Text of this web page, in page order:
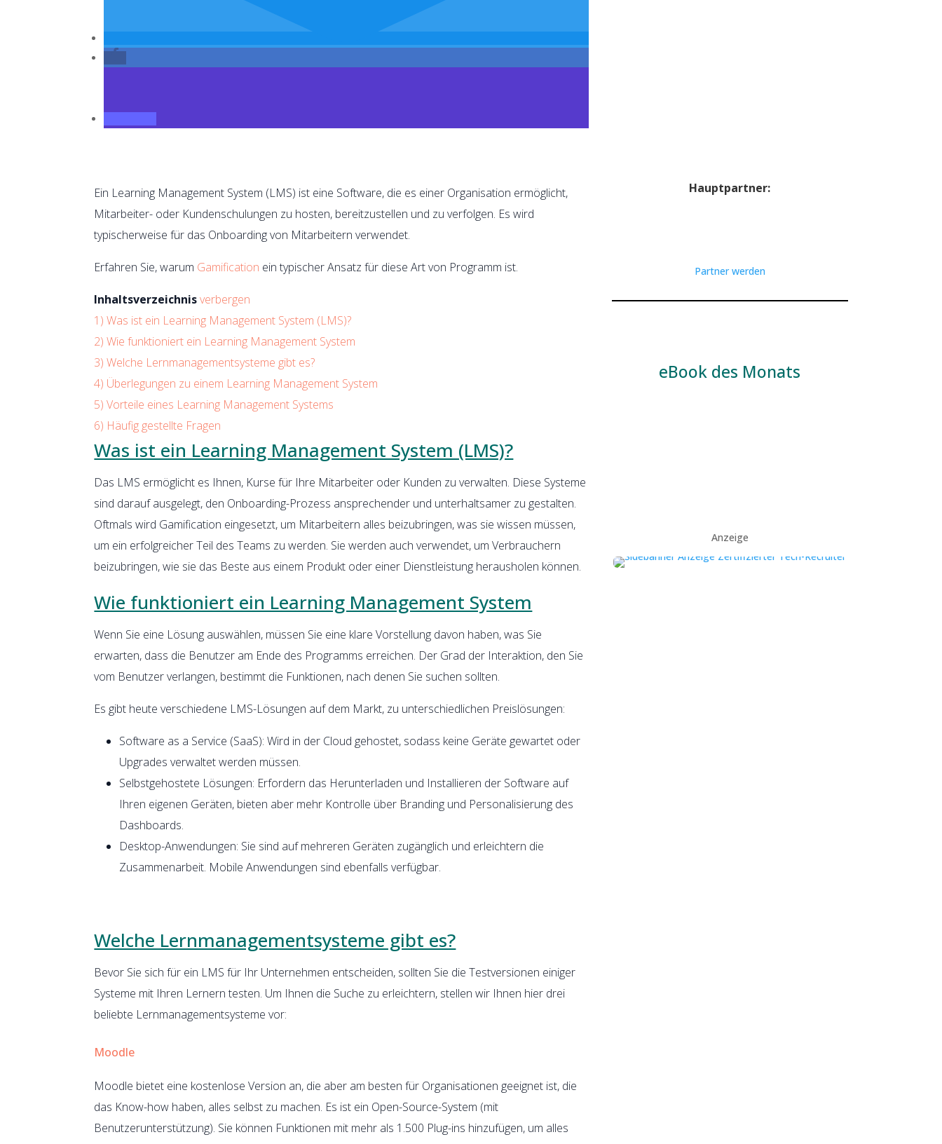
Ein Learning Management System (LMS) ist eine Software, die es einer Organisation ermöglicht,
Mitarbeiter- oder Kundenschulungen zu hosten, bereitzustellen und zu verfolgen. Es wird
typischerweise für das Onboarding von Mitarbeitern verwendet.
Erfahren Sie, warum Gamification ein typischer Ansatz für diese Art von Programm ist.
Inhaltsverzeichnis verbergen
1) Was ist ein Learning Management System (LMS)?
2) Wie funktioniert ein Learning Management System
3) Welche Lernmanagementsysteme gibt es?
4) Überlegungen zu einem Learning Management System
5) Vorteile eines Learning Management Systems
6) Häufig gestellte Fragen
Was ist ein Learning Management System (LMS)?
Das LMS ermöglicht es Ihnen, Kurse für Ihre Mitarbeiter oder Kunden zu verwalten. Diese Systeme
sind darauf ausgelegt, den Onboarding-Prozess ansprechender und unterhaltsamer zu gestalten.
Oftmals wird Gamification eingesetzt, um Mitarbeitern alles beizubringen, was sie wissen müssen,
um ein erfolgreicher Teil des Teams zu werden. Sie werden auch verwendet, um Verbrauchern
beizubringen, wie sie das Beste aus einem Produkt oder einer Dienstleistung herausholen können.
Wie funktioniert ein Learning Management System
Wenn Sie eine Lösung auswählen, müssen Sie eine klare Vorstellung davon haben, was Sie
erwarten, dass die Benutzer am Ende des Programms erreichen. Der Grad der Interaktion, den Sie
vom Benutzer verlangen, bestimmt die Funktionen, nach denen Sie suchen sollten.
Es gibt heute verschiedene LMS-Lösungen auf dem Markt, zu unterschiedlichen Preislösungen:
Software as a Service (SaaS): Wird in der Cloud gehostet, sodass keine Geräte gewartet oder
Upgrades verwaltet werden müssen.
Selbstgehostete Lösungen: Erfordern das Herunterladen und Installieren der Software auf
Ihren eigenen Geräten, bieten aber mehr Kontrolle über Branding und Personalisierung des
Dashboards.
Desktop-Anwendungen: Sie sind auf mehreren Geräten zugänglich und erleichtern die
Zusammenarbeit. Mobile Anwendungen sind ebenfalls verfügbar.
Welche Lernmanagementsysteme gibt es?
Bevor Sie sich für ein LMS für Ihr Unternehmen entscheiden, sollten Sie die Testversionen einiger
Systeme mit Ihren Lernern testen. Um Ihnen die Suche zu erleichtern, stellen wir Ihnen hier drei
beliebte Lernmanagementsysteme vor:
Moodle
Moodle bietet eine kostenlose Version an, die aber am besten für Organisationen geeignet ist, die
das Know-how haben, alles selbst zu machen. Es ist ein Open-Source-System (mit
Benutzerunterstützung). Sie können Funktionen mit mehr als 1.500 Plug-ins hinzufügen, um alles
Hauptpartner:
Partner werden
eBook des Monats
Anzeige